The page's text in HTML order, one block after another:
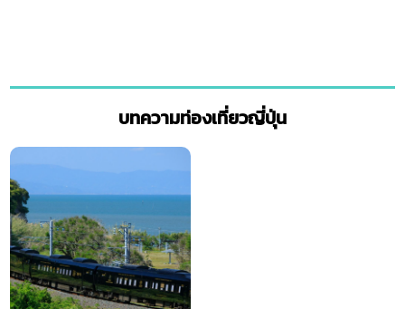
บทความท่องเที่ยวญี่ปุ่น